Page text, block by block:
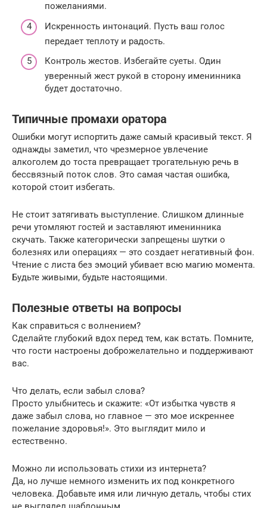
пожеланиями.
Искренность интонаций. Пусть ваш голос
передает теплоту и радость.
Контроль жестов. Избегайте суеты. Один
уверенный жест рукой в сторону именинника
будет достаточно.
Типичные промахи оратора
Ошибки могут испортить даже самый красивый текст. Я
однажды заметил, что чрезмерное увлечение
алкоголем до тоста превращает трогательную речь в
бессвязный поток слов. Это самая частая ошибка,
которой стоит избегать.
Не стоит затягивать выступление. Слишком длинные
речи утомляют гостей и заставляют именинника
скучать. Также категорически запрещены шутки о
болезнях или операциях — это создает негативный фон.
Чтение с листа без эмоций убивает всю магию момента.
Будьте живыми, будьте настоящими.
Полезные ответы на вопросы
Как справиться с волнением?
Сделайте глубокий вдох перед тем, как встать. Помните,
что гости настроены доброжелательно и поддерживают
вас.
Что делать, если забыл слова?
Просто улыбнитесь и скажите: «От избытка чувств я
даже забыл слова, но главное — это мое искреннее
пожелание здоровья!». Это выглядит мило и
естественно.
Можно ли использовать стихи из интернета?
Да, но лучше немного изменить их под конкретного
человека. Добавьте имя или личную деталь, чтобы стих